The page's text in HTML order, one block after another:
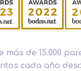
más de 15.000
cada año